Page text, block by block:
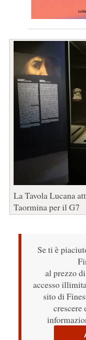
La Tavola Lucana
Taormina per il G7
Se ti è
al prezzo
accesso
sito di
crescere